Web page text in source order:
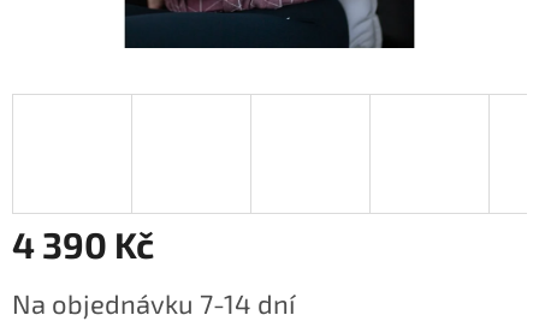
4 390 Kč
cena:
Na objednávku 7-14 dní